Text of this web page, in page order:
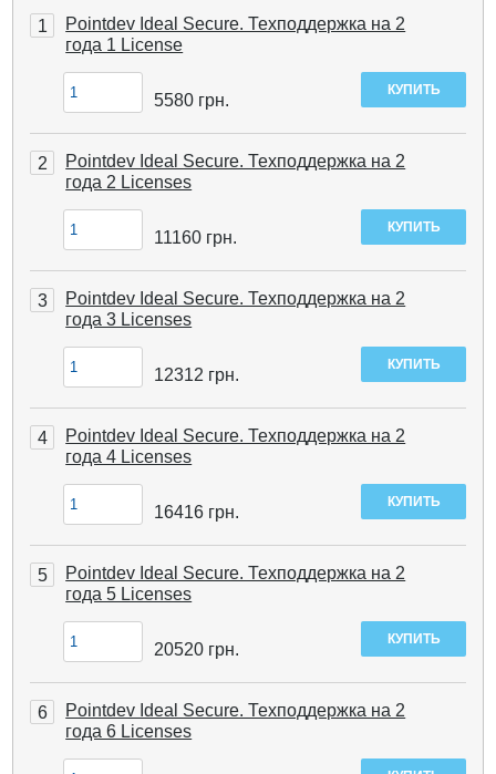
1
Pointdev Ideal Secure. Техподдержка на 2
года 1 License
5580 грн.
2
Pointdev Ideal Secure. Техподдержка на 2
года 2 Licenses
11160 грн.
3
Pointdev Ideal Secure. Техподдержка на 2
года 3 Licenses
12312 грн.
4
Pointdev Ideal Secure. Техподдержка на 2
года 4 Licenses
16416 грн.
5
Pointdev Ideal Secure. Техподдержка на 2
года 5 Licenses
20520 грн.
6
Pointdev Ideal Secure. Техподдержка на 2
года 6 Licenses